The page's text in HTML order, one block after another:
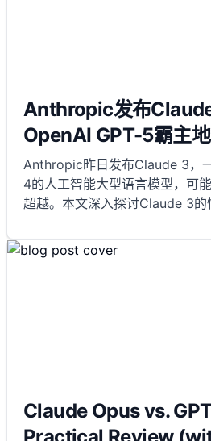
Anthropic发布
OpenAI GPT-5霸主
Anthropic昨日发布Claude 3，
4的人工智能大型语言模型，可
超越。本文深入探讨Claude 3的
Claude Opus vs.